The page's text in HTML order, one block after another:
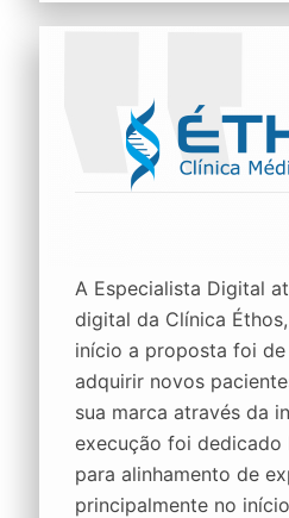
A Especialista Digital
digital da Clínica
início a proposta foi
adquirir novos
sua marca através da
execução foi dedicado
para alinhamento de
principalmente no